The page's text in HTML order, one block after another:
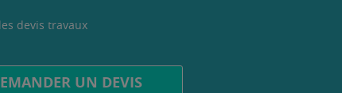
devis travaux
UN DEVIS